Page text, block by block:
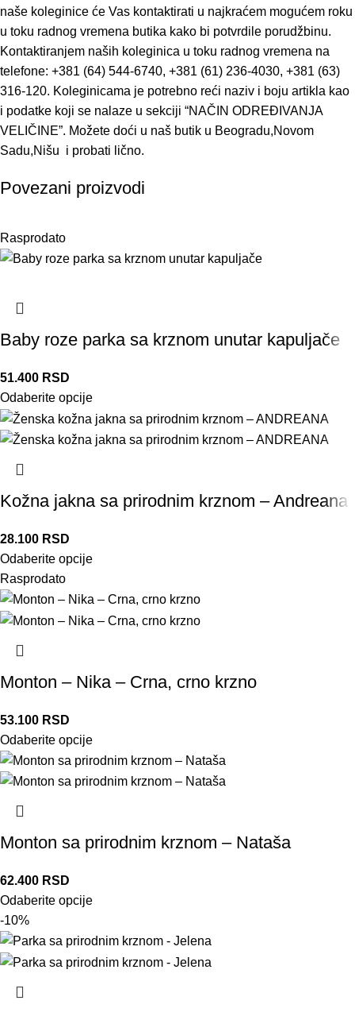
naše koleginice će Vas kontaktirati u najkraćem mogućem roku
u toku radnog vremena butika kako bi potvrdile porudžbinu.
Kontaktiranjem naših koleginica u toku radnog vremena na
telefone: +381 (64) 544-6740, +381 (61) 236-4030, +381 (63)
316-120. Koleginicama je potrebno reći naziv i boju artikla kao
i podatke koji se nalaze u sekciji “NAČIN ODREĐIVANJA
VELIČINE”. Možete doći u naš butik u Beogradu,Novom
Sadu,Nišu i probati lično.
Povezani proizvodi
Rasprodato
Baby roze parka sa krznom unutar kapuljače
51.400 RSD
Odaberite opcije
Kožna jakna sa prirodnim krznom – Andreana
28.100 RSD
Odaberite opcije
Rasprodato
Monton – Nika – Crna, crno krzno
53.100 RSD
Odaberite opcije
Monton sa prirodnim krznom – Nataša
62.400 RSD
Odaberite opcije
-10%